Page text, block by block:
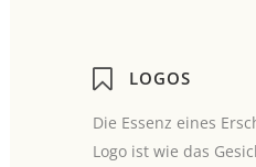
LOGOS
Die Essenz eines
Logo ist wie das